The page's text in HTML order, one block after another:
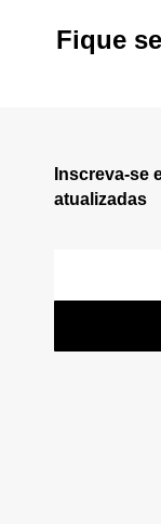
Fique
Inscreva-se
atualizadas